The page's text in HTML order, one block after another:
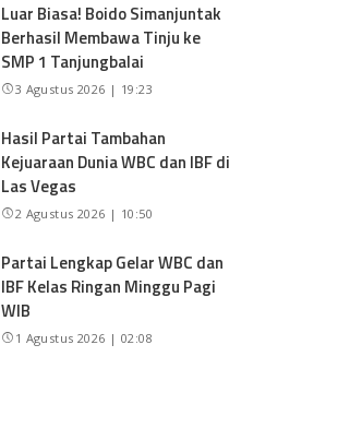
Luar Biasa! Boido Simanjuntak
Berhasil Membawa Tinju ke
SMP 1 Tanjungbalai
3 Agustus 2026 | 19:23
Hasil Partai Tambahan
Kejuaraan Dunia WBC dan IBF di
Las Vegas
2 Agustus 2026 | 10:50
Partai Lengkap Gelar WBC dan
IBF Kelas Ringan Minggu Pagi
WIB
1 Agustus 2026 | 02:08